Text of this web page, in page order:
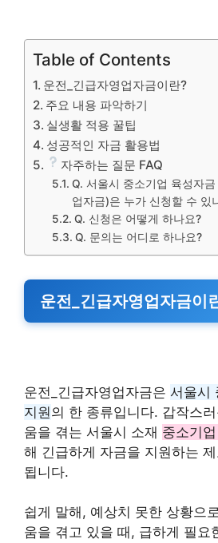
Table of Contents
운전_긴급자영업자금이란?
주요 내용 파악하기
실생활 적용 꿀팁
성공적인 자금 활용법
자주하는 질문 FAQ
Q. 서울시 중소기업 육성자
업자금)은 누가 신청할 수 있
Q. 신청은 어떻게 하나요?
Q. 문의는 어디로 하나요?
운전_긴급자영업자금이
운전_긴급자영업자금은 서울시
지원의 한 종류입니다. 갑작스
움을 겪는 서울시 소재 중소기
해 긴급하게 자금을 지원하는
됩니다.
쉽게 말해, 예상치 못한 상황으
움을 겪고 있을 때, 급하게 필요